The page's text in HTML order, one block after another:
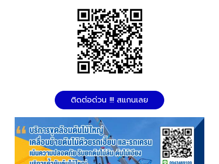
ติดต่อด่วน !!! สแกนเลย